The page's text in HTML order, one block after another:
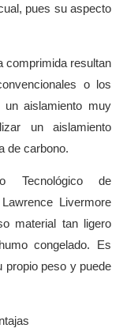
pues su aspecto
comprimida resultan
o los
un aislamiento muy
un aislamiento
de carbono.
Tecnológico de
Livermore
material tan ligero
congelado. Es
propio peso y puede